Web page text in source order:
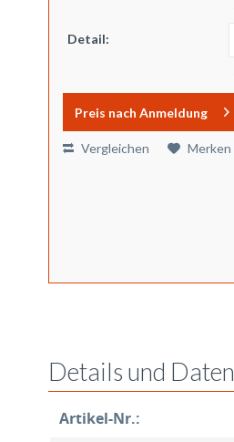
Detail:
Preis nach Anmeldung
Vergleichen Merken
Details und Daten
Artikel-Nr.: